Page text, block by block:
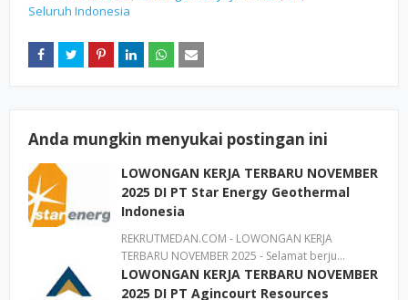
Seluruh Indonesia
Anda mungkin menyukai postingan ini
LOWONGAN KERJA TERBARU NOVEMBER
2025 DI PT Star Energy Geothermal
Indonesia
REKRUTMEDAN.COM - LOWONGAN KERJA
TERBARU NOVEMBER 2025 - Selamat berju…
LOWONGAN KERJA TERBARU NOVEMBER
2025 DI PT Agincourt Resources